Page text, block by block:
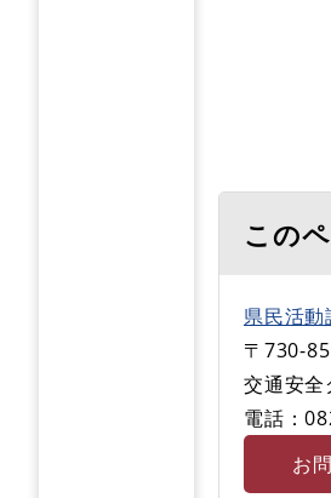
この
県民活動
〒730-
交通安
電話：
お